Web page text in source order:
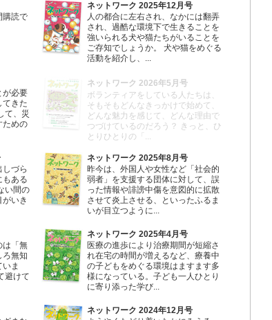
購読で
ネットワーク 2025年12月号
人の都合に左右され、なかには翻弄
され、過酷な環境下で生きることを
強いられる犬や猫たちがいることを
ご存知でしょうか。 犬や猫をめぐる
活動を紹介し、...
が必要
てきた
て、災
ための
ネットワーク 2026年5月号
ボランティアをしている人たちは、
そもそもどんなきっかけで始めて、
どんな魅力を感じて、どんな理由で
つづけているのだろう？ きっと、ひ
とりひとりの「...
づら
もある
い間の
いき
ネットワーク 2025年8月号
昨今は、外国人や女性など「社会的
弱者」を支援する団体に対して、誤
った情報や誹謗中傷を意図的に拡散
させて炎上させる、といったふるま
いが目立つように...
は「無
ろ無知
ま
避けて
ネットワーク 2025年4月号
医療の進歩により治療期間が短縮さ
れ在宅の時間が増えるなど、療養中
の子どもをめぐる環境はますます多
様になっている。子ども一人ひとり
に寄り添った学び...
ネットワーク 2024年12月号